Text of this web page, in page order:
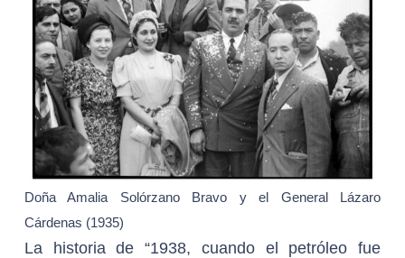
Doña Amalia Solórzano Bravo y el General Lázaro
Cárdenas (1935)
La historia de “1938, cuando el petróleo fue